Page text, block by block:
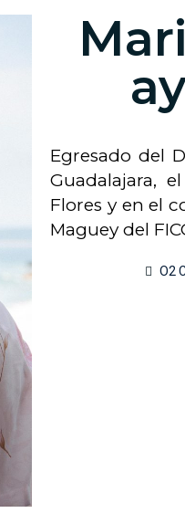
Egresado del
Guadalajara,
Flores y en el
Maguey del
O2